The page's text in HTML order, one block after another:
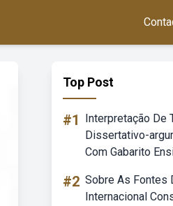
Top Post
#1
Interpretação De
Dissertativo-
Com Gabarito
#2 Sobre As Fontes
Internacional